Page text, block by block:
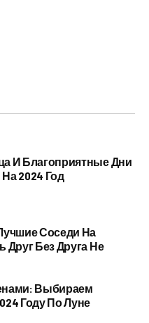
И Благоприятные Дни
2024 Год
Соседи На
Друг Без Друга Не
Выбираем
Году По Луне